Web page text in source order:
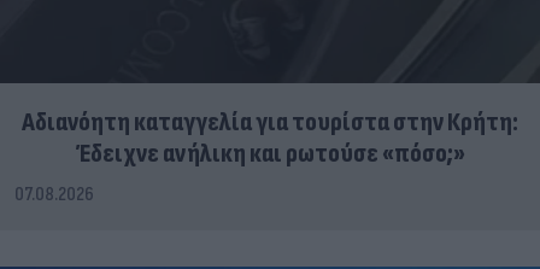
Αδιανόητη καταγγελία για τουρίστα στην Κρήτη:
Έδειχνε ανήλικη και ρωτούσε «πόσο;»